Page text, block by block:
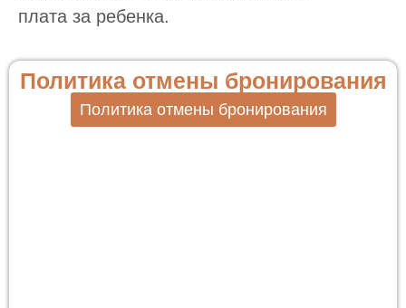
плата за ребенка.
Политика отмены бронирования
Политика отмены бронирования